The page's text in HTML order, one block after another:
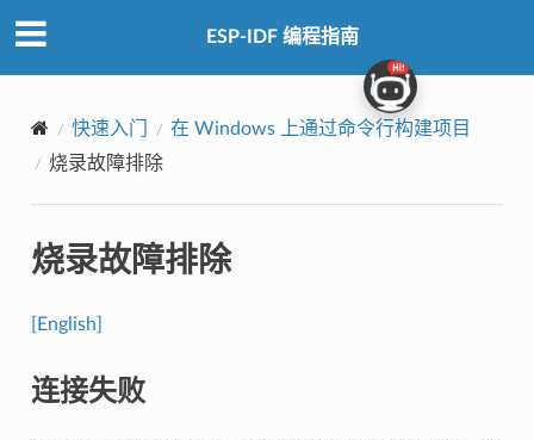
ESP-IDF 编程指南
快速入门
在 Windows 上通过命令行构建项目
烧录故障排除
烧录故障排除
[English]
连接失败